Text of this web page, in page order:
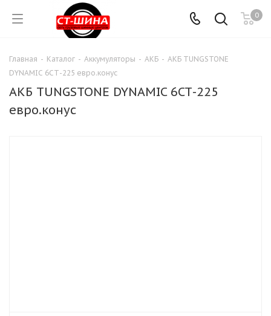
0
Главная - Каталог - Аккумуляторы - АКБ - АКБ TUNGSTONE
DYNAMIC 6СТ-225 евро.конус
АКБ TUNGSTONE DYNAMIC 6СТ-225
евро.конус